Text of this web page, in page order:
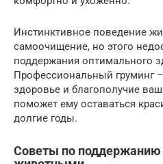
Инстинктивное поведение
самоочищение, но этого
поддержания оптимального
Профессиональный груминг
здоровье и благополучие
поможет ему оставаться
долгие годы.
Советы по поддержанию